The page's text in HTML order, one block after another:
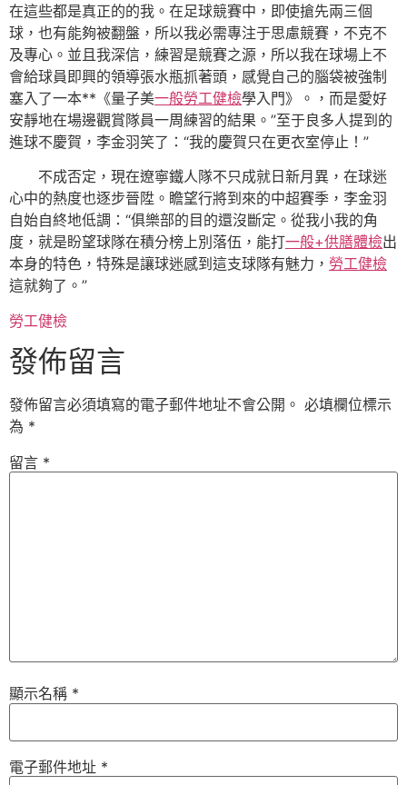
在這些都是真正的的我。在足球競賽中，即使搶先兩三個
球，也有能夠被翻盤，所以我必需專注于思慮競賽，不克不
及專心。並且我深信，練習是競賽之源，所以我在球場上不
會給球員即興的領導張水瓶抓著頭，感覺自己的腦袋被強制
塞入了一本**《量子美一般勞工健檢學入門》。，而是愛好
安靜地在場邊觀賞隊員一周練習的結果。”至于良多人提到的
進球不慶賀，李金羽笑了：“我的慶賀只在更衣室停止！”
不成否定，現在遼寧鐵人隊不只成就日新月異，在球迷
心中的熱度也逐步晉陞。瞻望行將到來的中超賽季，李金羽
自始自終地低調：“俱樂部的目的還沒斷定。從我小我的角
度，就是盼望球隊在積分榜上別落伍，能打一般+供膳體檢出
本身的特色，特殊是讓球迷感到這支球隊有魅力， 勞工健檢
這就夠了。”
勞工健檢
發佈留言
發佈留言必須填寫的電子郵件地址不會公開。 必填欄位標示
為 *
留言 *
顯示名稱 *
電子郵件地址 *